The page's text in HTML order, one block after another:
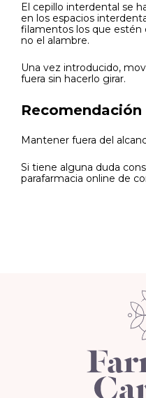
El cepillo interdental se
en los espacios
filamentos los que
no el alambre.
Una vez introducido,
fuera sin hacerlo girar.
Mantener fuera del
Si tiene alguna duda
parafarmacia online de